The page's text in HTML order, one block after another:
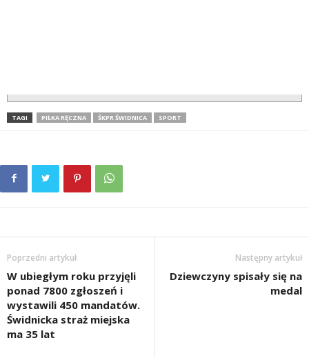
TAGI PIŁKA RĘCZNA ŚKPR ŚWIDNICA SPORT
Poprzedni artykuł
W ubiegłym roku przyjęli
ponad 7800 zgłoszeń i
wystawili 450 mandatów.
Świdnicka straż miejska
ma 35 lat
Następny artykuł
Dziewczyny spisały się na
medal